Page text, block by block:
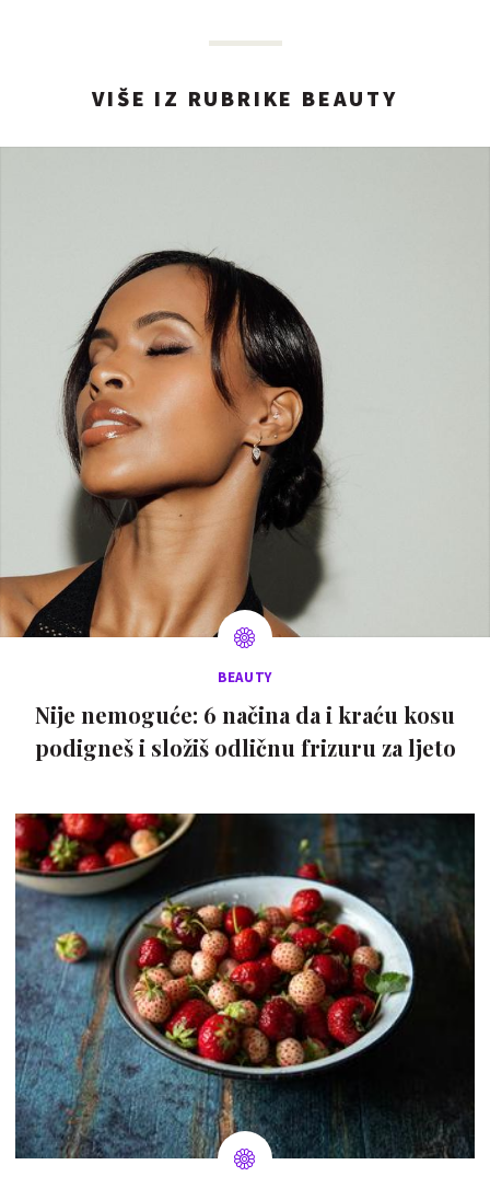
VIŠE IZ RUBRIKE BEAUTY
BEAUTY
Nije nemoguće: 6 načina da i kraću kosu
podigneš i složiš odličnu frizuru za ljeto